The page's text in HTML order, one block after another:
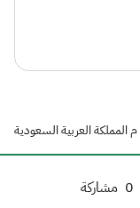
0 مشاركة